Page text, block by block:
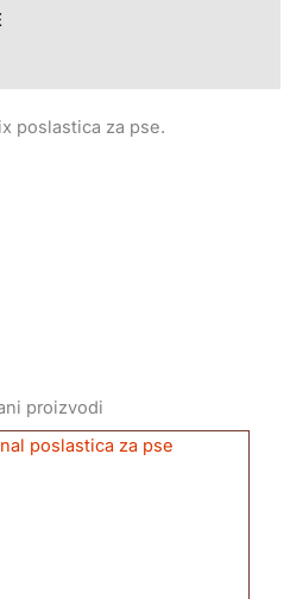
poslastica za pse.
proizvodi